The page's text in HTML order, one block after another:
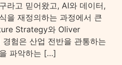
라고 믿어왔고, AI와 데이터,
을 재정의하는 과정에서 큰
Strategy와 Oliver
험은 산업 전반을 관통하는
파악하는 […]